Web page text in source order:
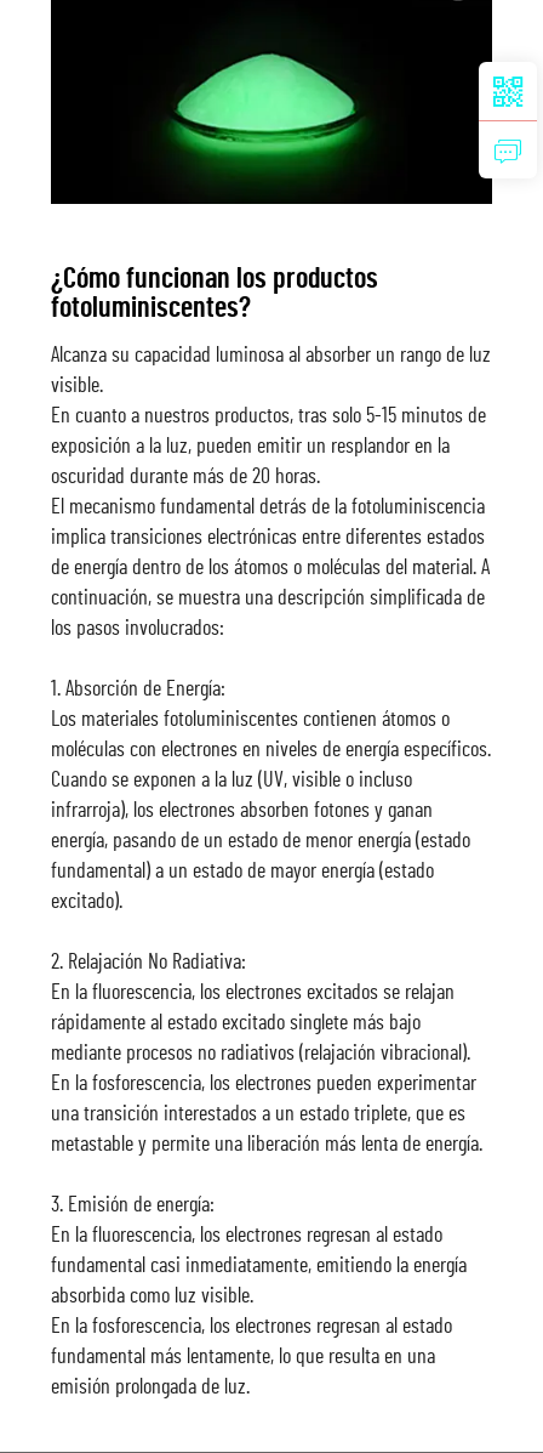
¿Cómo funcionan los productos
fotoluminiscentes?
Alcanza su capacidad luminosa al absorber un rango de luz
visible.
En cuanto a nuestros productos, tras solo 5-15 minutos de
exposición a la luz, pueden emitir un resplandor en la
oscuridad durante más de 20 horas.
El mecanismo fundamental detrás de la fotoluminiscencia
implica transiciones electrónicas entre diferentes estados
de energía dentro de los átomos o moléculas del material. A
continuación, se muestra una descripción simplificada de
los pasos involucrados:
1. Absorción de Energía:
Los materiales fotoluminiscentes contienen átomos o
moléculas con electrones en niveles de energía específicos.
Cuando se exponen a la luz (UV, visible o incluso
infrarroja), los electrones absorben fotones y ganan
energía, pasando de un estado de menor energía (estado
fundamental) a un estado de mayor energía (estado
excitado).
2. Relajación No Radiativa:
En la fluorescencia, los electrones excitados se relajan
rápidamente al estado excitado singlete más bajo
mediante procesos no radiativos (relajación vibracional).
En la fosforescencia, los electrones pueden experimentar
una transición interestados a un estado triplete, que es
metastable y permite una liberación más lenta de energía.
3. Emisión de energía:
En la fluorescencia, los electrones regresan al estado
fundamental casi inmediatamente, emitiendo la energía
absorbida como luz visible.
En la fosforescencia, los electrones regresan al estado
fundamental más lentamente, lo que resulta en una
emisión prolongada de luz.